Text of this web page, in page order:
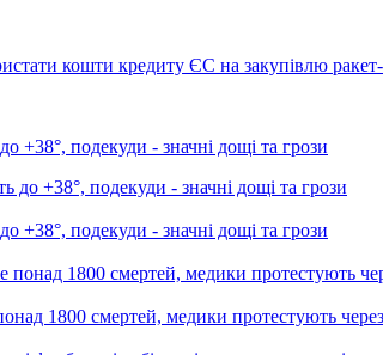
кошти кредиту ЄС на закупівлю ракет-
+38°, подекуди - значні дощі та грози
+38°, подекуди - значні дощі та грози
1800 смертей, медики протестують